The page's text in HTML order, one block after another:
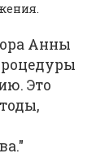
Анны
Это